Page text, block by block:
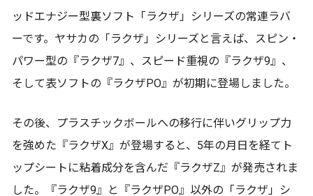
ッドエナジー型裏ソフト「ラクザ」シリーズの常連ラバ
ーです。ヤサカの「ラクザ」シリーズと言えば、スピン・
パワー型の『ラクザ7』、スピード重視の『ラクザ9』、
そして表ソフトの『ラクザPO』が初期に登場しました。
その後、プラスチックボールへの移行に伴いグリップ力
を強めた『ラクザX』が登場すると、5年の月日を経てト
ップシートに粘着成分を含んだ『ラクザZ』が発売されま
した。『ラクザ9』と『ラクザPO』以外の「ラクザ」シ